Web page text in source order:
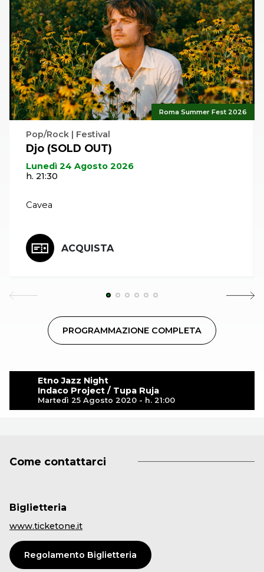
Etno Jazz Night
Indaco Project / Tupa Ruja
Martedì 25 Agosto 2020 - h. 21:00
Ospiti d’eccezione della serataAntonello Salisalla fisarmonica
eGiovanna Famulari al violoncello.
Roma Summer Fest 2026
Pop/Rock | Festival
Djo (SOLD OUT)
Lunedì 24 Agosto 2026
h. 21:30
Cavea
ACQUISTA
PROGRAMMAZIONE COMPLETA
Come contattarci
Biglietteria
www.ticketone.it
Regolamento Biglietteria